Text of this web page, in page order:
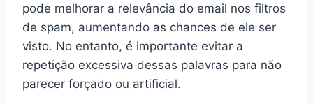
pode melhorar a relevância do email nos filtros
de spam, aumentando as chances de ele ser
visto. No entanto, é importante evitar a
repetição excessiva dessas palavras para não
parecer forçado ou artificial.